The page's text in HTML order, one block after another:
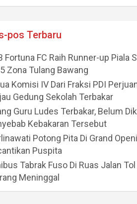
pos Terbaru
Fortuna FC Raih Runner-up Piala
Zona Tulang Bawang
Komisi IV Dari Fraksi PDI
Gedung Sekolah Terbakar
Guru Ludes Terbakar, Belum
Kebakaran Tersebut
Potong Pita Di Grand
Puspita
Tabrak Fuso Di Ruas Jalan
Meninggal